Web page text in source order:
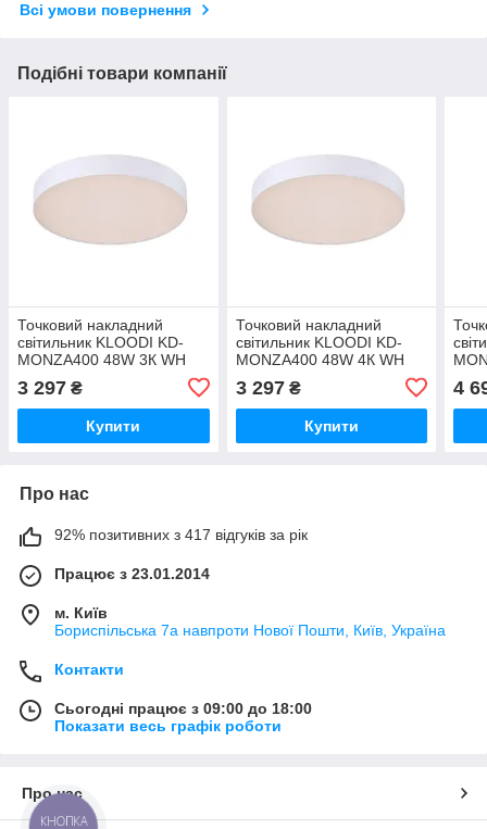
Всі умови повернення
Подібні товари компанії
Точковий накладний
світильник KLOODI KD-
MONZA400 48W 3К WH
3 297 ₴
Купити
Точковий накладний
світильник KLOODI KD-
MONZA400 48W 4К WH
3 297₴
Купити
4
Про нас
92% позитивних з 417 відгуків за рік
Працює з 23.01.2014
м. Київ
Бориспільська 7а навпроти Нової Пошти, Київ, Україна
Контакти
Сьогодні працює з 09:00 до 18:00
Показати весь графік роботи
Про нас
КНОПКА